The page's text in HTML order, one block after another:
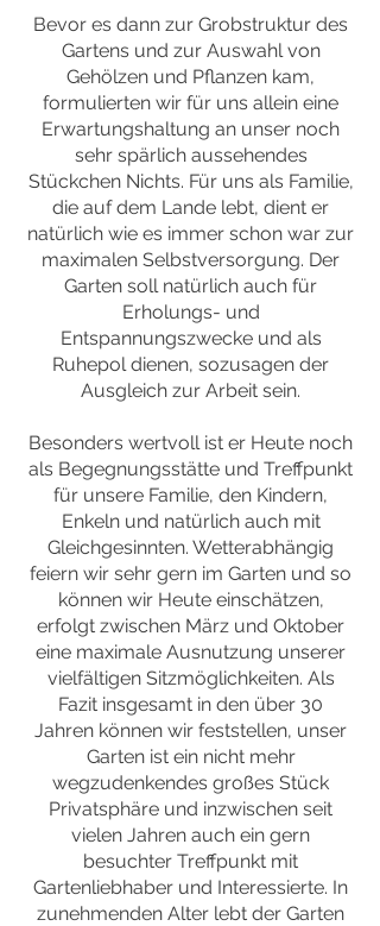
Bevor es dann zur Grobstruktur des
Gartens und zur Auswahl von
Gehölzen und Pflanzen kam,
formulierten wir für uns allein eine
Erwartungshaltung an unser noch
sehr spärlich aussehendes
Stückchen Nichts. Für uns als Familie,
die auf dem Lande lebt, dient er
natürlich wie es immer schon war zur
maximalen Selbstversorgung. Der
Garten soll natürlich auch für
Erholungs- und
Entspannungszwecke und als
Ruhepol dienen, sozusagen der
Ausgleich zur Arbeit sein.
Besonders wertvoll ist er Heute noch
als Begegnungsstätte und Treffpunkt
für unsere Familie, den Kindern,
Enkeln und natürlich auch mit
Gleichgesinnten. Wetterabhängig
feiern wir sehr gern im Garten und so
können wir Heute einschätzen,
erfolgt zwischen März und Oktober
eine maximale Ausnutzung unserer
vielfältigen Sitzmöglichkeiten. Als
Fazit insgesamt in den über 30
Jahren können wir feststellen, unser
Garten ist ein nicht mehr
wegzudenkendes großes Stück
Privatsphäre und inzwischen seit
vielen Jahren auch ein gern
besuchter Treffpunkt mit
Gartenliebhaber und Interessierte. In
zunehmenden Alter lebt der Garten